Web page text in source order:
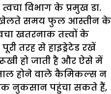
विभाग के प्रमुख डा.
खेलते समय फुल आस्तीन के
खतरनाक तत्त्वों के
तरह से हाइड्रेटेड रखें
रूखी हो जाती है और ऐसे में
होने वाले कैमिकल्स न
नुकसान पहुंचा सकते हैं,